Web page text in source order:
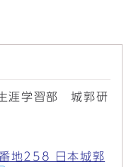
涯学習部 城郭研
地258 日本城郭